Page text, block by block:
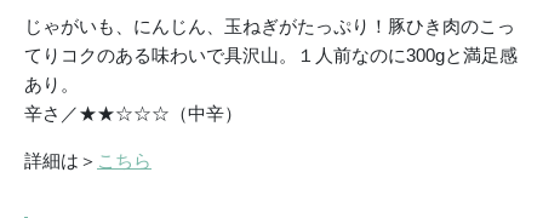
じゃがいも、にんじん、玉ねぎがたっぷり！豚ひき肉のこっ
てりコクのある味わいで具沢山。１人前なのに300gと満足感
あり。
辛さ／★★☆☆☆（中辛）
詳細は＞ こちら